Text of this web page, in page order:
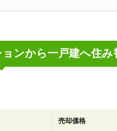
ンから一戸建へ住み
売却価格